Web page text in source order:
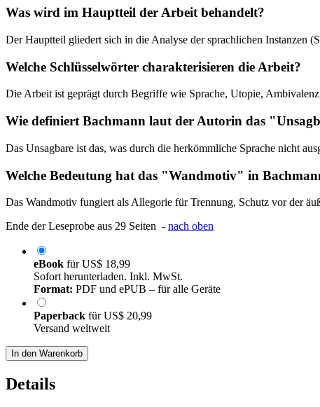
Was wird im Hauptteil der Arbeit behandelt?
Der Hauptteil gliedert sich in die Analyse der sprachlichen Instanzen
Welche Schlüsselwörter charakterisieren die Arbeit?
Die Arbeit ist geprägt durch Begriffe wie Sprache, Utopie,
Wie definiert Bachmann laut der Autorin das
Das Unsagbare ist das, was durch die herkömmliche Sprache nicht
Welche Bedeutung hat das "Wandmotiv" in
Das Wandmotiv fungiert als Allegorie für Trennung, Schutz vor der
Ende der Leseprobe aus 29 Seiten - nach oben
eBook fürUS$ 18,99
Sofort herunterladen. Inkl. MwSt.
Format: PDF und ePUB – für alle Geräte
Paperback fürUS$ 20,99
Versand weltweit
In den Warenkorb
Details